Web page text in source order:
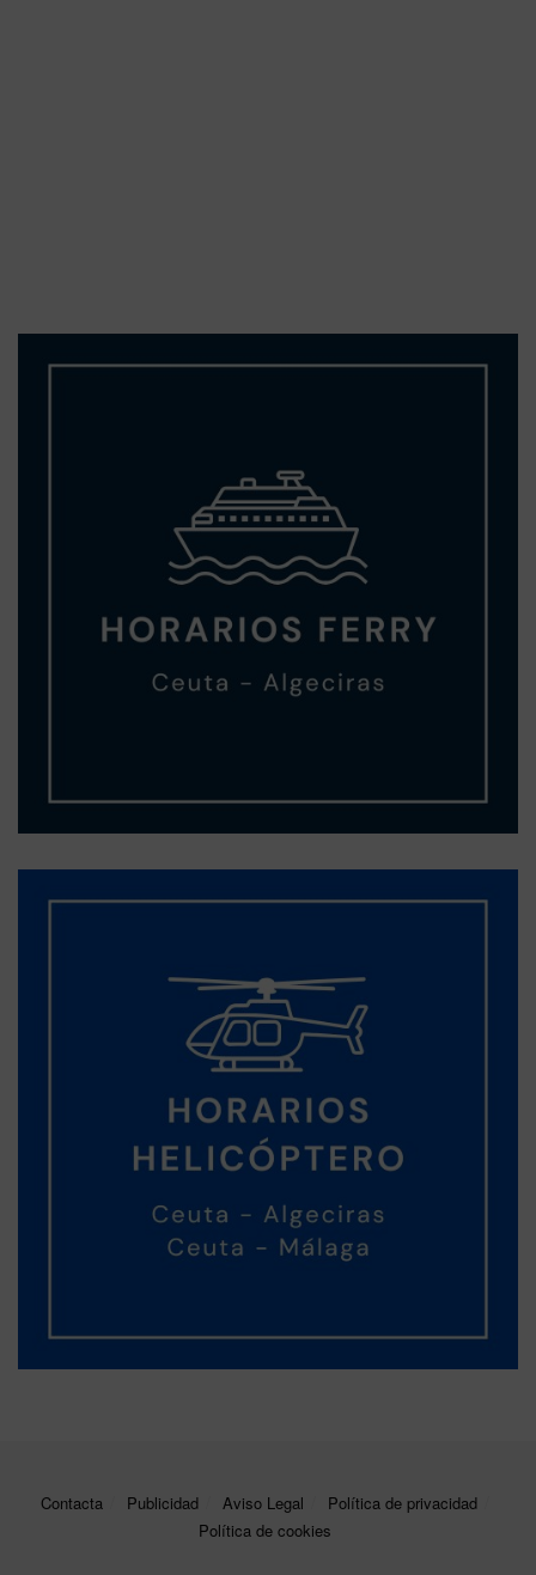
Contacta Publicidad Aviso Legal
Política de privacidad
Política de cookies